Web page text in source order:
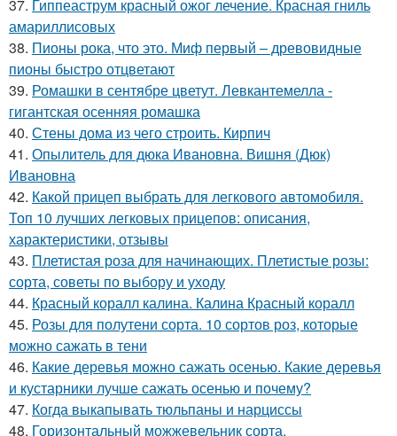
37. Гиппеаструм красный ожог лечение. Красная гниль
амариллисовых
38. Пионы рока, что это. Миф первый – древовидные
пионы быстро отцветают
39. Ромашки в сентябре цветут. Левкантемелла -
гигантская осенняя ромашка
40. Стены дома из чего строить. Кирпич
41. Опылитель для дюка Ивановна. Вишня (Дюк)
Ивановна
42. Какой прицеп выбрать для легкового автомобиля.
Топ 10 лучших легковых прицепов: описания,
характеристики, отзывы
43. Плетистая роза для начинающих. Плетистые розы:
сорта, советы по выбору и уходу
44. Красный коралл калина. Калина Красный коралл
45. Розы для полутени сорта. 10 сортов роз, которые
можно сажать в тени
46. Какие деревья можно сажать осенью. Какие деревья
и кустарники лучше сажать осенью и почему?
47. Когда выкапывать тюльпаны и нарциссы
48. Горизонтальный можжевельник сорта.